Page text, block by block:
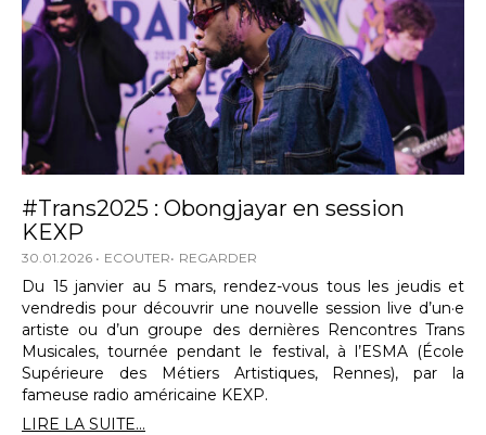
#Trans2025 : Obongjayar en session
KEXP
30.01.2026 ECOUTER REGARDER
Du 15 janvier au 5 mars, rendez-vous tous les jeudis et
vendredis pour découvrir une nouvelle session live d’un·e
artiste ou d’un groupe des dernières Rencontres Trans
Musicales, tournée pendant le festival, à l’ESMA (École
Supérieure des Métiers Artistiques, Rennes), par la
fameuse radio américaine KEXP.
LIRE LA SUITE...